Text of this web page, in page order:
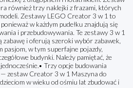
również trzy naklejki z frazami, których
Zestawy LEGO Creator 3 w 1 to
w każdym pudełku znajdują się
i przebudowywania. Te zestawy 3 w 1
zabawę i oferują szeroki wybór zabawek,
w tym superfajne pojazdy,
budynki. Należy pamiętać, że
Trzy opcje budowania
zestaw Creator 3 w 1 Maszyna do
w wieku od ośmiu lat zbudować i